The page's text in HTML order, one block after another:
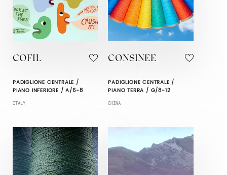
COFIL
PADIGLIONE CENTRALE /
PIANO INFERIORE / A/6-8
ITALY
CONSINEE
PADIGLIONE CENTRALE /
PIANO TERRA / G/8-12
CHINA